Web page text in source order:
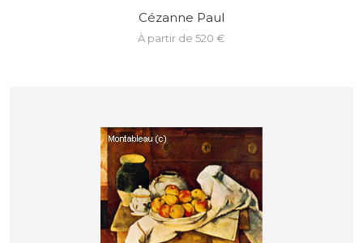
Cézanne Paul
à partir de 520 €